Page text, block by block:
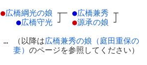
●広橋綱光の娘 ┬
●広橋守光 ┘
─ ●広橋兼秀 ┬
●源承の娘 ┘
… （以降は広橋兼秀の娘（庭田重保の
妻） のページを参照してください）